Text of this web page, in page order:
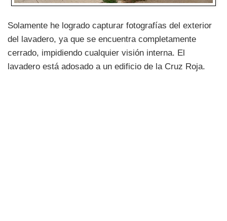
Solamente he logrado capturar fotografías del exterior
del lavadero, ya que se encuentra completamente
cerrado, impidiendo cualquier visión interna. El
lavadero está adosado a un edificio de la Cruz Roja.